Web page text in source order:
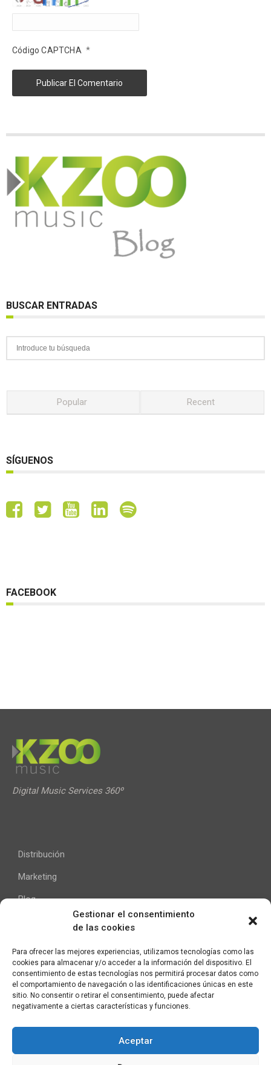
Gestionar el consentimiento
de las cookies
Para ofrecer las mejores experiencias, utilizamos tecnologías como las
cookies para almacenar y/o acceder a la información del dispositivo. El
consentimiento de estas tecnologías nos permitirá procesar datos como
el comportamiento de navegación o las identificaciones únicas en este
sitio. No consentir o retirar el consentimiento, puede afectar
negativamente a ciertas características y funciones.
Aceptar
Código CAPTCHA *
BUSCAR ENTRADAS
Popular Recent
SÍGUENOS
FACEBOOK
Digital Music Services 360º
Distribución
Marketing
Blog
Ayuda
Contacto
Aviso Legal